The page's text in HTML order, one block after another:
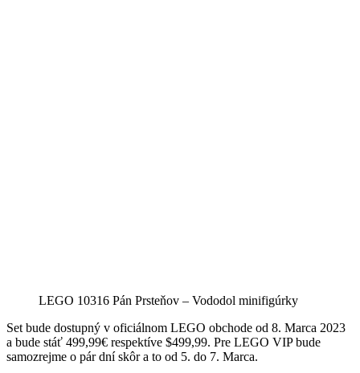
LEGO 10316 Pán Prsteňov – Vododol minifigúrky
Set bude dostupný v oficiálnom LEGO obchode od 8. Marca 2023
a bude stáť 499,99€ respektíve $499,99. Pre LEGO VIP bude
samozrejme o pár dní skôr a to od 5. do 7. Marca.